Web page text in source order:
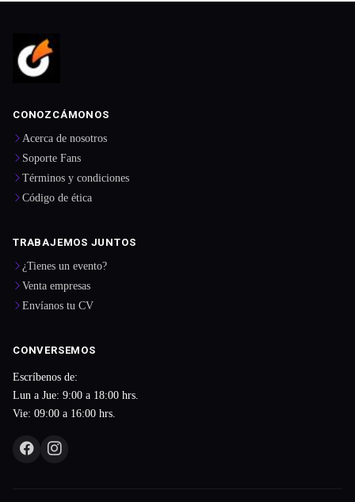
CONOZCÁMONOS
Acerca de nosotros
Soporte Fans
Términos y condiciones
Código de ética
TRABAJEMOS JUNTOS
¿Tienes un evento?
Venta empresas
Envíanos tu CV
CONVERSEMOS
Escríbenos de:
Lun a Jue: 9:00 a 18:00 hrs.
Vie: 09:00 a 16:00 hrs.